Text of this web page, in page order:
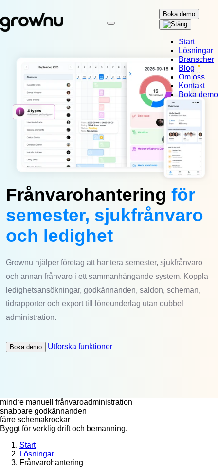
Boka demo
Start
Lösningar
Branscher
Blog
Om oss
Kontakt
Boka demo
Frånvarohantering för
semester, sjukfrånvaro
och ledighet
Grownu hjälper företag att hantera semester, sjukfrånvaro
och annan frånvaro i ett sammanhängande system. Koppla
ledighetsansökningar, godkännanden, saldon, scheman,
tidrapporter och export till löneunderlag utan dubbel
administration.
Boka demo Utforska funktioner
mindre manuell frånvaroadministration
snabbare godkännanden
färre schemakrockar
Byggt för verklig drift och bemanning.
Start
Lösningar
Frånvarohantering